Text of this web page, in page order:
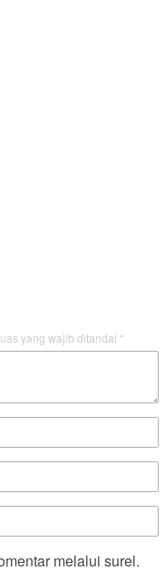
yang wajib ditandai *
melalui surel.